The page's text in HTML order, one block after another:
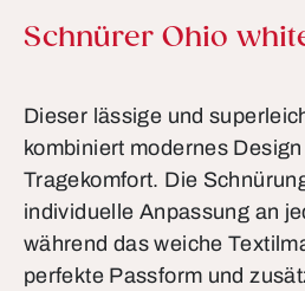
Schnürer Ohio
Dieser lässige und
kombiniert modernes
Tragekomfort. Die
individuelle Anpassung an
während das weiche
perfekte Passform und